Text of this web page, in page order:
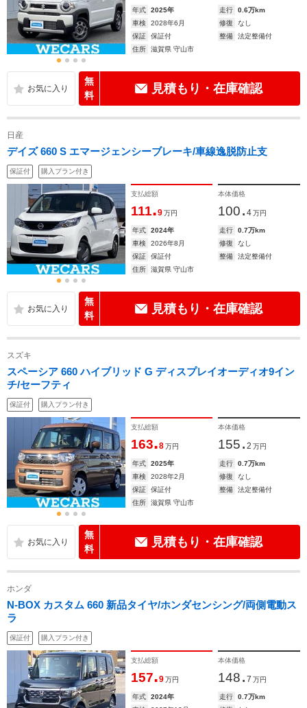
年式 2025年 走行
0.6万km
車検
2028年6月 修復
なし
保証
保証付 整備
法定整備付
住所
滋賀県 守山市
無
料
見積もり・在庫確認
日産
デイズ 660 S エマージェンシーブレーキ/車線逸脱防止支
保証付 購入プラン付き
支払総額
111.9 万円
本体価格
100. 4 万円
年式 2024年 走行
0.7万km
車検
2026年8月 修復
なし
保証
保証付 整備
法定整備付
住所
滋賀県 守山市
無
料
見積もり・在庫確認
スズキ
スペーシア 660 ハイブリッド G ディスプレイオーディオ9イン
チ/セーフティ
保証付 購入プラン付き
支払総額
163.8 万円
本体価格
155. 2 万円
年式 2025年 走行
0.7万km
車検
2028年2月 修復
なし
保証
保証付 整備
法定整備付
住所
滋賀県 守山市
無
料
見積もり・在庫確認
ホンダ
N-BOX カスタム 660 新品タイヤ/ホンダセンシング/両側電動ス
ラ
保証付 購入プラン付き
支払総額
157.9 万円
本体価格
148. 7 万円
年式 2024年 走行
0.7万km